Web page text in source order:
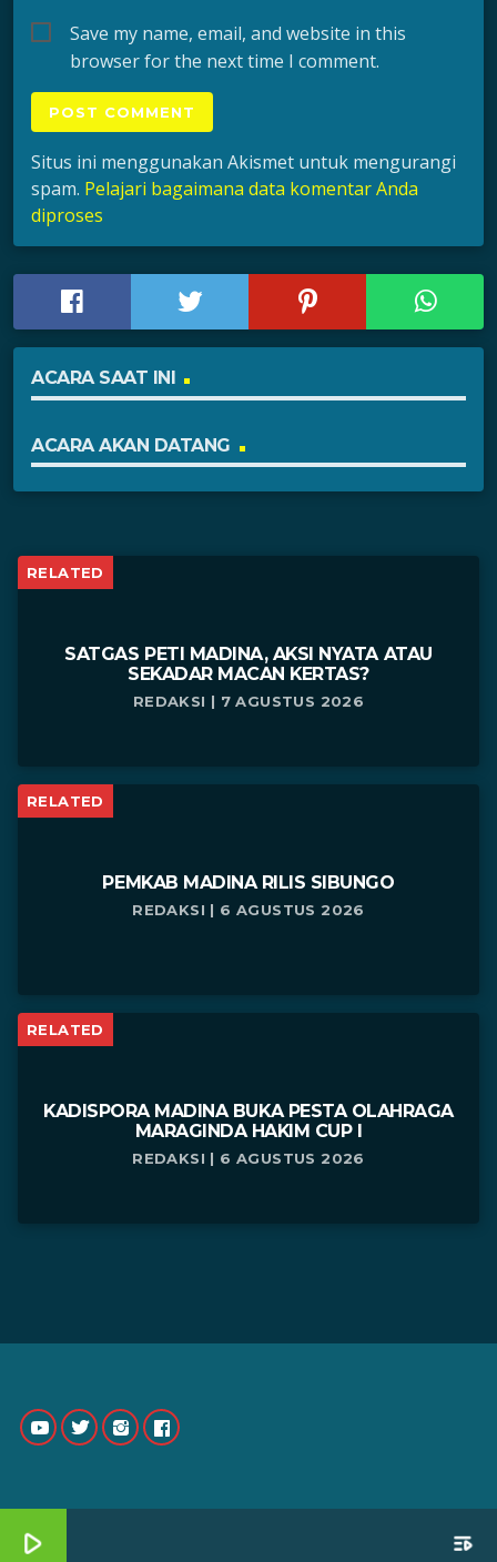
Save my name, email, and website in this
browser for the next time I comment.
Situs ini menggunakan Akismet untuk mengurangi
spam. Pelajari bagaimana data komentar Anda
diproses
ACARA SAAT INI
ACARA AKAN DATANG
RELATED
SATGAS PETI MADINA, AKSI NYATA ATAU
SEKADAR MACAN KERTAS?
REDAKSI | 7 AGUSTUS 2026
RELATED
PEMKAB MADINA RILIS SIBUNGO
REDAKSI | 6 AGUSTUS 2026
RELATED
KADISPORA MADINA BUKA PESTA OLAHRAGA
MARAGINDA HAKIM CUP I
REDAKSI | 6 AGUSTUS 2026
play_arrow playlist_play